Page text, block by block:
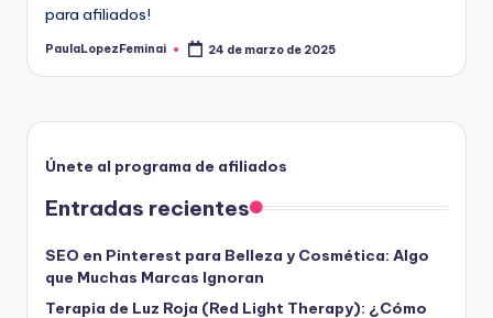
para afiliados!
Publicado
PaulaLopezFeminai 24 de marzo de 2025
Únete al programa de afiliados
Entradas recientes
SEO en Pinterest para Belleza y Cosmética: Algo
que Muchas Marcas Ignoran
Terapia de Luz Roja (Red Light Therapy): ¿Cómo